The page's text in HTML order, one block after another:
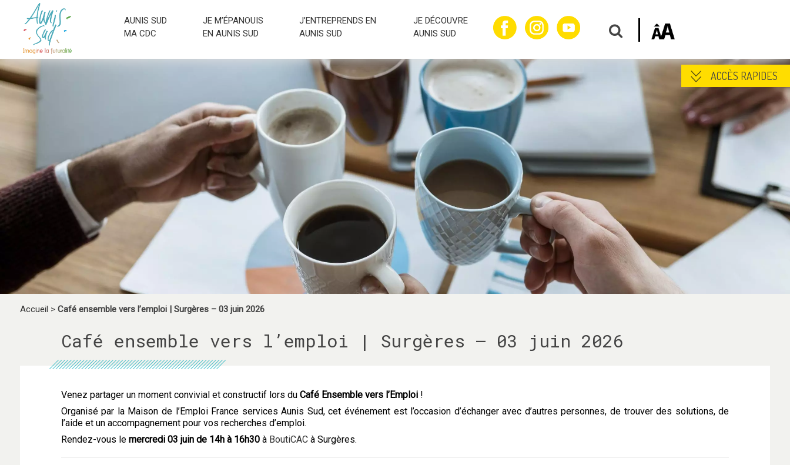
AUNIS SUD
MA CDC
JE M’ÉPANOUIS
EN AUNIS SUD
J’ENTREPRENDS EN
AUNIS SUD
JE DÉCOUVRE
AUNIS SUD
Accueil > Café ensemble vers l’emploi | Surgères – 03 juin 2026
Café ensemble vers l’emploi | Surgères – 03 juin 2026
Venez partager un moment convivial et constructif lors du Café Ensemble vers l’Emploi!
Organisé par la Maison de l’Emploi France services Aunis Sud, cet événement est l’occasion d’échanger avec d’autres personnes, de trouver des solutions, de
l’aide et un accompagnement pour vos recherches d’emploi.
Rendez-vous le mercredi 03 juin de 14h à 16h30à BoutiCACà Surgères.